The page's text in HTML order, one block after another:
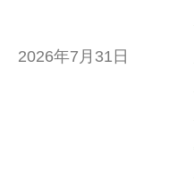
2026年7月31日